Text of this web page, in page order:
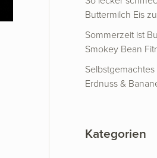
Buttermilch Eis
Sommerzeit ist
Smokey Bean
Erdnuss &
Kategorien